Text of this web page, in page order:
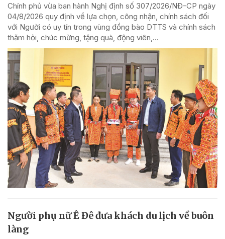
Chính phủ vừa ban hành Nghị định số 307/2026/NĐ-CP ngày
04/8/2026 quy định về lựa chọn, công nhận, chính sách đối
với Người có uy tín trong vùng đồng bào DTTS và chính sách
thăm hỏi, chúc mừng, tặng quà, động viên,...
Người phụ nữ Ê Đê đưa khách du lịch về buôn
làng